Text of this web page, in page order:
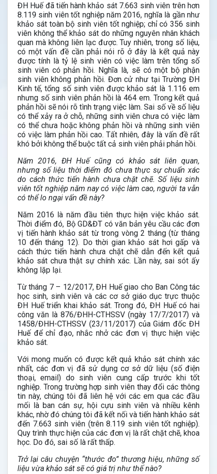
ĐH Huế đã tiến hành khảo sát 7.663 sinh viên trên hơn
8.119 sinh viên tốt nghiệp năm 2016, nghĩa là gần như
khảo sát toàn bộ sinh viên tốt nghiệp; chỉ có 356 sinh
viên không thể khảo sát do những nguyên nhân khách
quan mà không liên lạc được. Tuy nhiên, trong số liệu,
có một vấn đề cần phải nói rõ ở đây là kết quả này
được tính là tỷ lệ sinh viên có việc làm trên tổng số
sinh viên có phản hồi. Nghĩa là, sẽ có một bộ phận
sinh viên không phản hồi. Đơn cử như tại Trường ĐH
Kinh tế, tổng số sinh viên được khảo sát là 1.116 em
nhưng số sinh viên phản hồi là 464 em. Trong kết quả
phản hồi sẽ nói rõ tình trạng việc làm. Sai số về số liệu
có thể xảy ra ở chỗ, những sinh viên chưa có việc làm
có thể chưa hoặc không phản hồi và những sinh viên
có việc làm phản hồi cao. Tất nhiên, đây là vấn đề rất
khó bởi không thể buộc tất cả sinh viên phải phản hồi.
Năm 2016, ĐH Huế cũng có khảo sát liên quan,
nhưng số liệu thời điểm đó chưa thực sự chuẩn xác
do cách thức tiến hành chưa chặt chẽ. Số liệu sinh
viên tốt nghiệp năm nay có việc làm cao, người ta vẫn
có thể lo ngại vấn đề này?
Năm 2016 là năm đầu tiên thực hiện việc khảo sát.
Thời điểm đó, Bộ GD&ĐT có văn bản yêu cầu các đơn
vị tiến hành khảo sát từ trong vòng 2 tháng (từ tháng
10 đến tháng 12). Do thời gian khảo sát hơi gấp và
cách thức tiến hành chưa chặt chẽ dẫn đến kết quả
khảo sát chưa thật sự chính xác. Lần này, sai sót ấy
không lặp lại.
Từ tháng 7 – 12/2017, ĐH Huế giao cho Ban Công tác
học sinh, sinh viên và các cơ sở giáo dục trực thuộc
ĐH Huế triển khai khảo sát. Trong đó, ĐH Huế có hai
công văn là 876/ĐHH-CTHSSV (ngày 17/7/2017) và
1458/ĐHH-CTHSSV (23/11/2017) của Giám đốc ĐH
Huế để chỉ đạo, nhắc nhở các đơn vị thực hiện việc
khảo sát.
Với mong muốn có được kết quả khảo sát chính xác
nhất, các đơn vị đã sử dụng cơ sở dữ liệu (số điện
thoại, email) do sinh viên cung cấp trước khi tốt
nghiệp. Trong trường hợp sinh viên thay đổi các thông
tin này, chúng tôi đã liên hệ với các em qua các đầu
mối là ban cán sự, hội cựu sinh viên và nhiều kênh
khác, nhờ đó chúng tôi đã kết nối và tiến hành khảo sát
đến 7.663 sinh viên (trên 8.119 sinh viên tốt nghiệp).
Quy trình thực hiện của các đơn vị là rất chặt chẽ, khoa
học. Do đó, sai số là rất thấp.
Trở lại câu chuyện “thước đo” thương hiệu, những số
liệu vừa khảo sát sẽ có giá trị như thế nào?